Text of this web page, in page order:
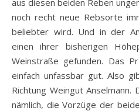
aus diesen beiden Reben
noch recht neue Rebsorte
beliebter wird. Und in der
einen ihrer bisherigen
Weinstraße gefunden. Das
einfach unfassbar gut. Also
Richtung Weingut
nämlich, die Vorzüge der